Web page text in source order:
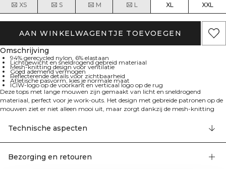
XS S M L XL XXL
AAN WINKELWAGENTJE TOEVOEGEN
Omschrijving
94% gerecycled nylon, 6% elastaan
Lichtgewicht en sneldrogend gebreid materiaal
Mesh-knitting design voor ventilatie
Goed ademend vermogen
Reflecterende details voor zichtbaarheid
Atletische pasvorm, kies je normale maat
ICIW-logo op de voorkant en verticaal logo op de rug
Deze tops met lange mouwen zijn gemaakt van licht en sneldrogend
materiaal, perfect voor je work-outs. Het design met gebreide patronen op de
mouwen ziet er niet alleen mooi uit, maar zorgt dankzij de mesh-knitting
de voorkant, verticaal ICANIWILL-logo op de bovenrug en reflecterende details
op de onderrug. Atletische pasvorm. Ademend materiaal. 94% gerecycled
nylon, 6% elastaan
Technische aspecten
Bezorging en retouren